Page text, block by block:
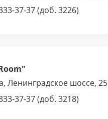
37-37 (доб. 3226)
Ленинградское шоссе, 25
37-37 (доб. 3218)